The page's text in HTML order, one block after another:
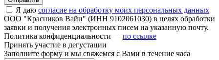
Я даю согласие на обработку моих персональных данных
ООО "Красников Вайн" (ИНН 9102061030) в целях обработки
заявки и получения электронных писем на указанную почту.
Политика конфиденциальности — по ссылке
Принять участие в дегустации
Заполните форму и мы свяжемся с Вами в течение часа